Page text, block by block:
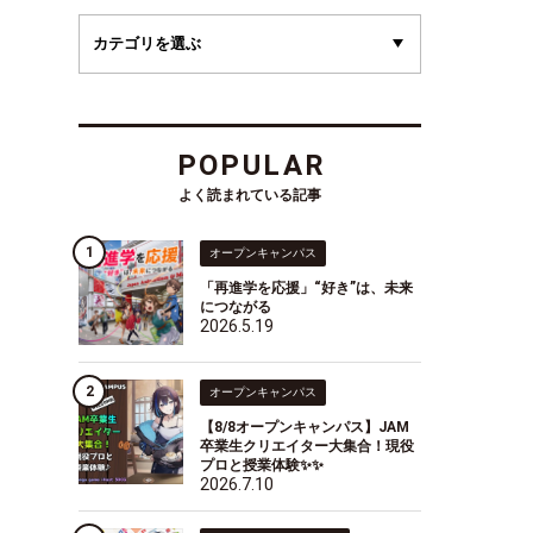
POPULAR
よく読まれている記事
オープンキャンパス
「再進学を応援」“好き”は、未来
につながる
2026.5.19
オープンキャンパス
【8/8オープンキャンパス】JAM
卒業生クリエイター大集合！現役
プロと授業体験✨✨
2026.7.10